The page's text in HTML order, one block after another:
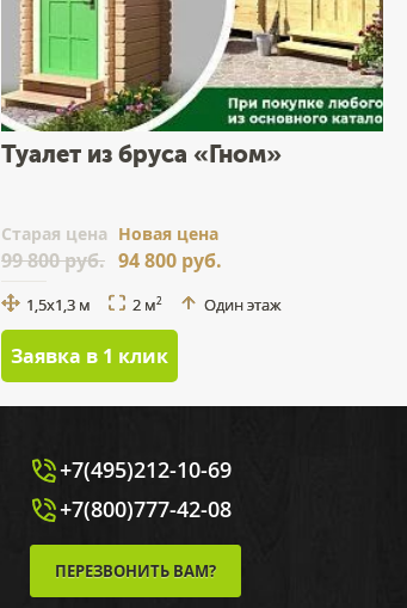
Туалет из бруса «Гном»
Cтарая цена
99 800 руб.
Новая цена
94 800 руб.
1,5x1,3 м 2 м2 Один этаж
Заявка в 1 клик
+7(495)212-10-69
+7(800)777-42-08
ПЕРЕЗВОНИТЬ ВАМ?